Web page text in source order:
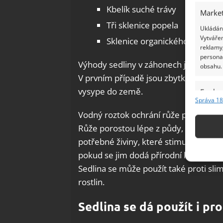
obsahu.
Funkce
Správa
Kbelík suché trávy
Tři sklenice popela
Sklenice organického
Výhody sedliny v záhonech jsou
V prvním případě jsou zbytky vypité
vysype do země.
Vodný roztok ochrání růže před
Růže porostou lépe z půdy, kde se
potřebné živiny, které stimulují růst
pokud se jim dodá přírodní kávové
Sedlina se může použít také proti
rostlin.
Sedlina se dá použít i